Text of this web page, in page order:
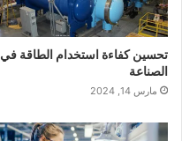
تحسين كفاءة استخدام الطاقة في
الصناعة
مارس 14, 2024